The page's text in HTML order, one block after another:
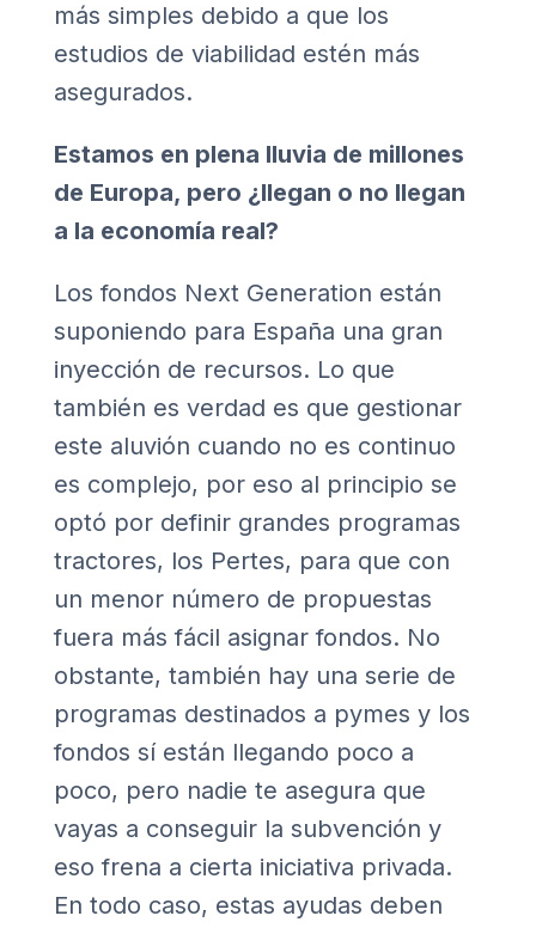
más simples debido a que los
estudios de viabilidad estén más
asegurados.
Estamos en plena lluvia de millones
de Europa, pero ¿llegan o no llegan
a la economía real?
Los fondos Next Generation están
suponiendo para España una gran
inyección de recursos. Lo que
también es verdad es que gestionar
este aluvión cuando no es continuo
es complejo, por eso al principio se
optó por definir grandes programas
tractores, los Pertes, para que con
un menor número de propuestas
fuera más fácil asignar fondos. No
obstante, también hay una serie de
programas destinados a pymes y los
fondos sí están llegando poco a
poco, pero nadie te asegura que
vayas a conseguir la subvención y
eso frena a cierta iniciativa privada.
En todo caso, estas ayudas deben